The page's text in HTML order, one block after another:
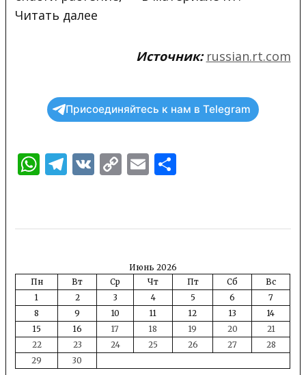
Читать далее
Источник: russian.rt.com
Присоединяйтесь к нам в Telegram
WhatsApp
Telegram
VKCopyEmail
Июнь 2026
Пн
Вт Ср Чт Пт Сб
Вс
1
2 3 4 5 6
7
8
9 10 11 12 13
14
15
16 17 18 19 20
21
22
23 24 25 26 27
28
29
30